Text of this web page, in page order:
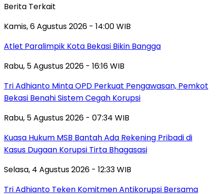
Berita Terkait
Kamis, 6 Agustus 2026 - 14:00 WIB
Atlet Paralimpik Kota Bekasi Bikin Bangga
Rabu, 5 Agustus 2026 - 16:16 WIB
Tri Adhianto Minta OPD Perkuat Pengawasan, Pemkot
Bekasi Benahi Sistem Cegah Korupsi
Rabu, 5 Agustus 2026 - 07:34 WIB
Kuasa Hukum MSB Bantah Ada Rekening Pribadi di
Kasus Dugaan Korupsi Tirta Bhagasasi
Selasa, 4 Agustus 2026 - 12:33 WIB
Tri Adhianto Teken Komitmen Antikorupsi Bersama